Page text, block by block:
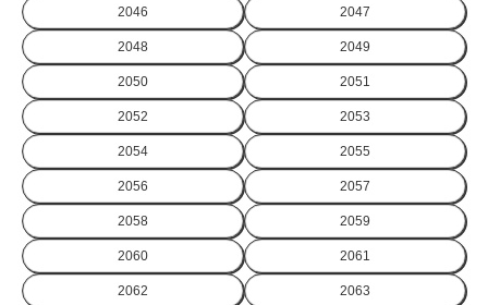
2046 2047
2048 2049
2050 2051
2052 2053
2054 2055
2056 2057
2058 2059
2060 2061
2062 2063